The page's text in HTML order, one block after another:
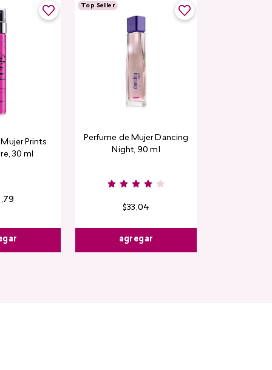
Prints
30 ml
,79
Top Seller
Perfume de Mujer Dancing
Night, 90 ml
$33 ,04
agregar